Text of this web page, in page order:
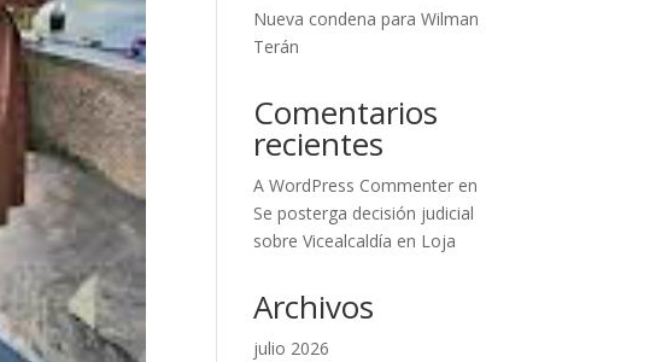
Nueva condena para Wilman
Terán
Comentarios
recientes
A WordPress Commenter en
Se posterga decisión judicial
sobre Vicealcaldía en Loja
Archivos
julio 2026